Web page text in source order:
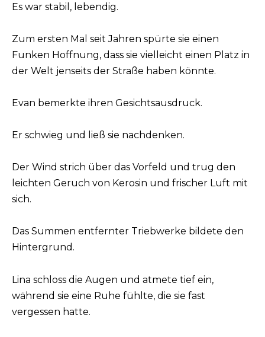
Es war stabil, lebendig.
Zum ersten Mal seit Jahren spürte sie einen
Funken Hoffnung, dass sie vielleicht einen Platz in
der Welt jenseits der Straße haben könnte.
Evan bemerkte ihren Gesichtsausdruck.
Er schwieg und ließ sie nachdenken.
Der Wind strich über das Vorfeld und trug den
leichten Geruch von Kerosin und frischer Luft mit
sich.
Das Summen entfernter Triebwerke bildete den
Hintergrund.
Lina schloss die Augen und atmete tief ein,
während sie eine Ruhe fühlte, die sie fast
vergessen hatte.